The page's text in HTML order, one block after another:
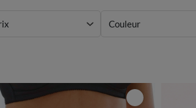
Couleur